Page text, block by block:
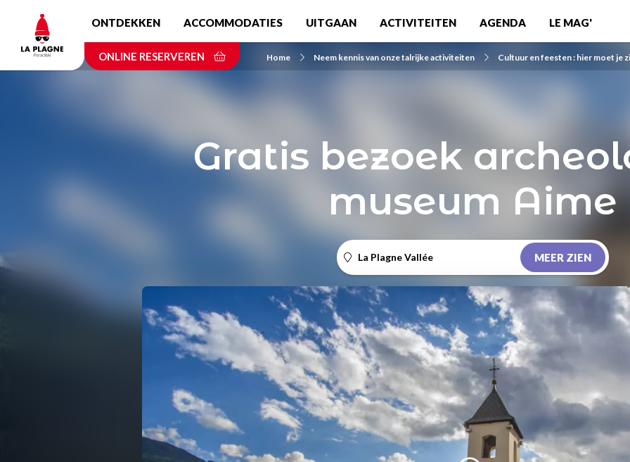
content
ONTDEKKEN ACCOMMODATIES UITGAAN ACTIVITEITEN AGENDA LE MAG'
ONLINE RESERVEREN Home Neem kennis van onze talrijke activiteiten Cultuur en feesten : hier moet je
Gratis bezoek
museum Aime
La Plagne Vallée MEER ZIEN